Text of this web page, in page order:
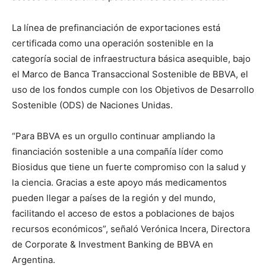
La línea de prefinanciación de exportaciones está
certificada como una operación sostenible en la
categoría social de infraestructura básica asequible, bajo
el Marco de Banca Transaccional Sostenible de BBVA, el
uso de los fondos cumple con los Objetivos de Desarrollo
Sostenible (ODS) de Naciones Unidas.
“Para BBVA es un orgullo continuar ampliando la
financiación sostenible a una compañía líder como
Biosidus que tiene un fuerte compromiso con la salud y
la ciencia. Gracias a este apoyo más medicamentos
pueden llegar a países de la región y del mundo,
facilitando el acceso de estos a poblaciones de bajos
recursos económicos”, señaló Verónica Incera, Directora
de Corporate & Investment Banking de BBVA en
Argentina.